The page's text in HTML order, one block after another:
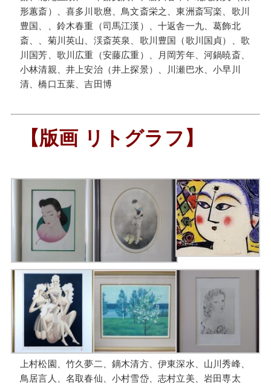
形蕙斎）、喜多川歌麿、鳥文斎栄之、東洲斎写楽、歌川
豊国、、鈴木春重（司馬江漢）、十返舎一九、葛飾北
斎、、菊川英山、渓斎英泉、歌川豊国（歌川国貞）、歌
川国芳、歌川広重（安藤広重）、月岡芳年、河鍋暁斎、
小林清親、井上安治（井上探景）、川瀬巴水、小早川
清、橋口五葉、吉田博
【版画 リトグラフ】
上村松園、竹久夢二、鏑木清方、伊東深水、山川秀峰、
鳥居言人、名取春仙、小村雪岱、志村立美、岩田専太